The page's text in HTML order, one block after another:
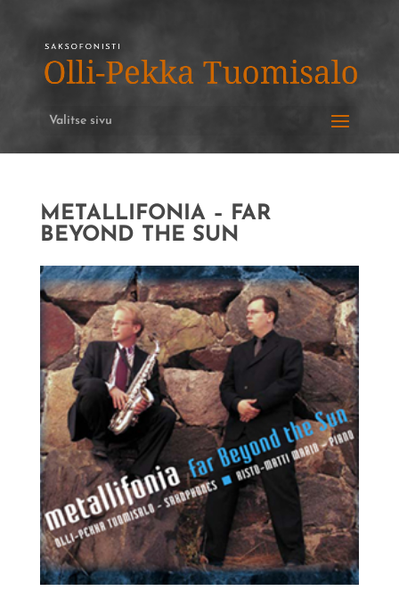
Valitse sivu
METALLIFONIA – FAR
BEYOND THE SUN